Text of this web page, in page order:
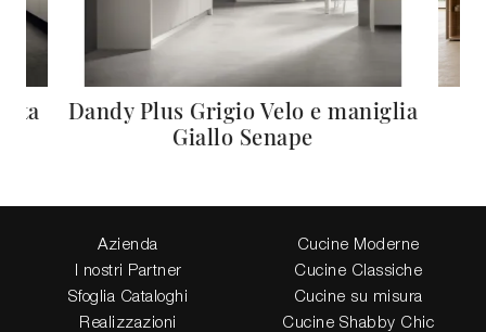
Dandy Plus Grigio Velo e maniglia
Giallo Senape
Azienda
I nostri Partner
Sfoglia Cataloghi
Realizzazioni
Cucine Moderne
Cucine Classiche
Cucine su misura
Cucine Shabby Chic